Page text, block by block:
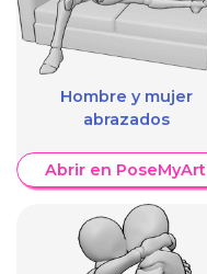
Hombre y mujer
abrazados
Abrir en PoseMyArt